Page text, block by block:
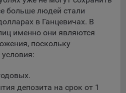
тенденциях использования
информацию для
для определения целевой
например Яндекс.Метрика,
хранятся не более года;
больше людей стали
в Ганцевичах. В
именно они являются
поскольку
депозита на срок от 1